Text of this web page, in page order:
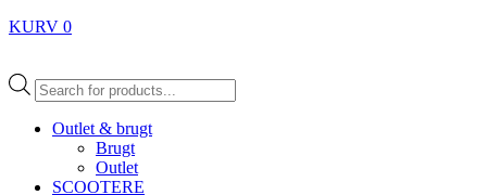
KURV 0
Products
search
Outlet & brugt
Brugt
Outlet
SCOOTERE